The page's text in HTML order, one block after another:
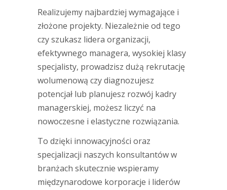
Realizujemy najbardziej wymagające i
złożone projekty. Niezależnie od tego
czy szukasz lidera organizacji,
efektywnego managera, wysokiej klasy
specjalisty, prowadzisz dużą rekrutację
wolumenową czy diagnozujesz
potencjał lub planujesz rozwój kadry
managerskiej, możesz liczyć na
nowoczesne i elastyczne rozwiązania.
To dzięki innowacyjności oraz
specjalizacji naszych konsultantów w
branżach skutecznie wspieramy
międzynarodowe korporacje i liderów